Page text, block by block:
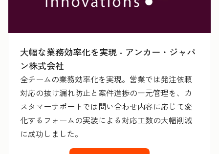
大幅な業務効率化を実現 - アンカー・ジャパ
ン株式会社
全チームの業務効率化を実現。営業では発注依頼
対応の抜け漏れ防止と案件進捗の一元管理を、カ
スタマーサポートでは問い合わせ内容に応じて変
化するフォームの実装による対応工数の大幅削減
に成功しました。